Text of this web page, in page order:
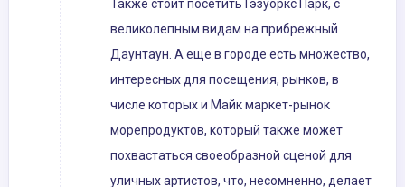
Также стоит посетить Гэзуоркс Парк, с
великолепным видам на прибрежный
Даунтаун. А еще в городе есть множество,
интересных для посещения, рынков, в
числе которых и Майк маркет-рынок
морепродуктов, который также может
похвастаться своеобразной сценой для
уличных артистов, что, несомненно, делает